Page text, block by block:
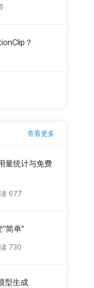
？
查看更多
量统计与免费
677
简单”
730
型生成